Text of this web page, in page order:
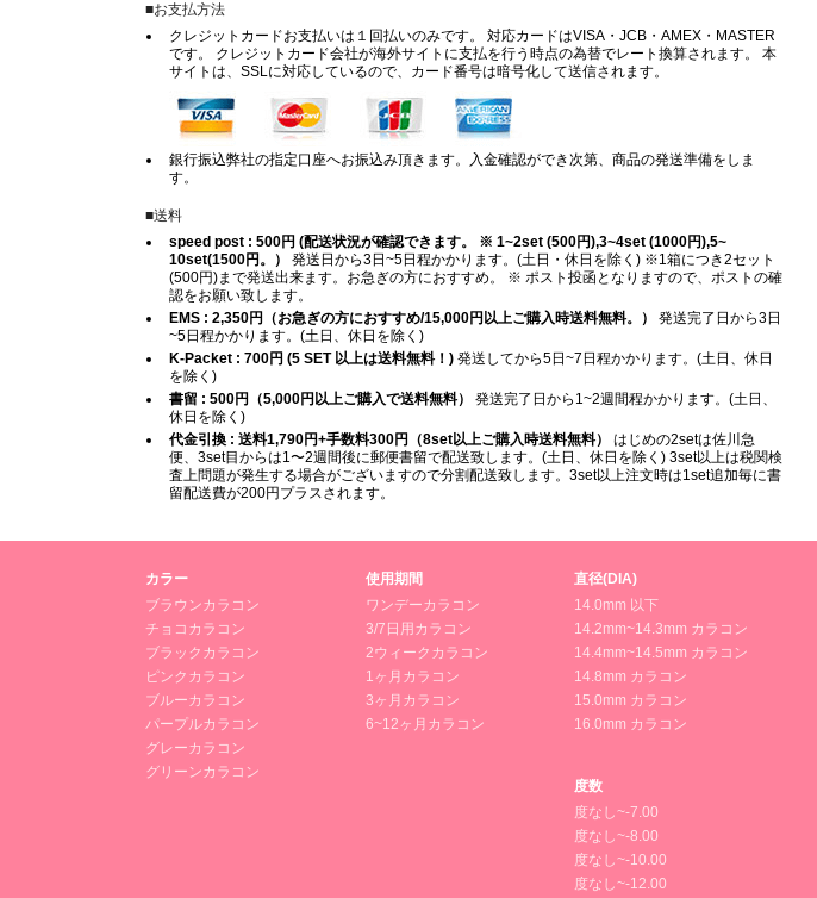
■お支払方法
クレジットカードお支払いは１回払いのみです。 対応カードはVISA・JCB・AMEX・MASTER
です。 クレジットカード会社が海外サイトに支払を行う時点の為替でレート換算されます。 本
サイトは、SSLに対応しているので、カード番号は暗号化して送信されます。
銀行振込弊社の指定口座へお振込み頂きます。入金確認ができ次第、商品の発送準備をしま
す。
■送料
speed post : 500円 (配送状況が確認できます。 ※ 1~2set (500円),3~4set (1000円),5~
10set(1500円。）
発送日から3日~5日程かかります。(土日・休日を除く) ※1箱につき2セット
(500円)まで発送出来ます。お急ぎの方におすすめ。 ※ ポスト投函となりますので、ポストの確
認をお願い致します。
EMS : 2,350円（お急ぎの方におすすめ/15,000円以上ご購入時送料無料。）
発送完了日から3日
~5日程かかります。(土日、休日を除く)
K-Packet : 700円 (5 SET 以上は送料無料！) 発送してから5日~7日程かかります。(土日、休日
を除く)
書留 : 500円（5,000円以上ご購入で送料無料）
発送完了日から1~2週間程かかります。(土日、
休日を除く)
代金引換 : 送料1,790円+手数料300円（8set以上ご購入時送料無料）
はじめの2setは佐川急
便、3set目からは1〜2週間後に郵便書留で配送致します。(土日、休日を除く) 3set以上は税関検
査上問題が発生する場合がございますので分割配送致します。3set以上注文時は1set追加毎に書
留配送費が200円プラスされます。
カラー
ブラウンカラコン
チョコカラコン
ブラックカラコン
ピンクカラコン
ブルーカラコン
パープルカラコン
グレーカラコン
グリーンカラコン
使用期間
ワンデーカラコン
3/7日用カラコン
2ウィークカラコン
1ヶ月カラコン
3ヶ月カラコン
6~12ヶ月カラコン
直径(DIA)
14.0mm 以下
14.2mm~14.3mm カラコン
14.4mm~14.5mm カラコン
14.8mm カラコン
15.0mm カラコン
16.0mm カラコン
度数
度なし~-7.00
度なし~-8.00
度なし~-10.00
度なし~-12.00